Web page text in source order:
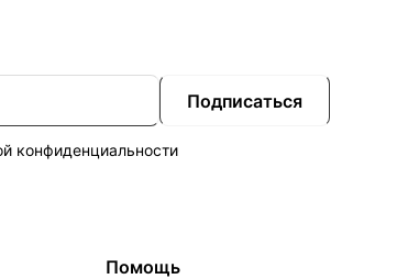
Подписаться
конфиденциальности
Помощь